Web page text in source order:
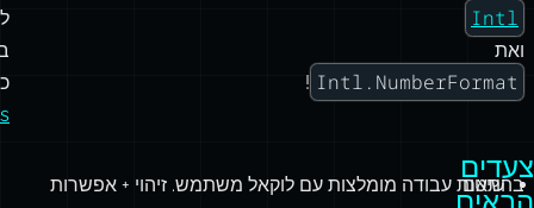
Intl
ואת
Intl.NumberFormat
!
צעדים
בהתאם
שיטות עבודה מומלצות עם לוקאל משתמש. זיהוי + אפשרות